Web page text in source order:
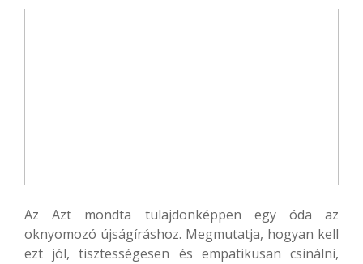
Az Azt mondta tulajdonképpen egy óda az
oknyomozó újságíráshoz. Megmutatja, hogyan kell
ezt jól, tisztességesen és empatikusan csinálni,